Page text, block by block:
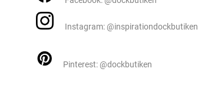
Instagram: @inspirationdockbutiken
Pinterest: @dockbutiken